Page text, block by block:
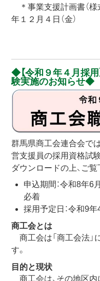
＊事業支援計画書（様
年１２月４日（金）
【令和９年４月採
験実施のお知らせ
群馬県商工会連合会で
営支援員の採用資格試
ダウンロードの上、ご覧
申込期間：令和8年6
必着
採用予定日：令和9年
商工会とは
商工会は「商工会法」
す。
目的と現状
商工会は、その地区